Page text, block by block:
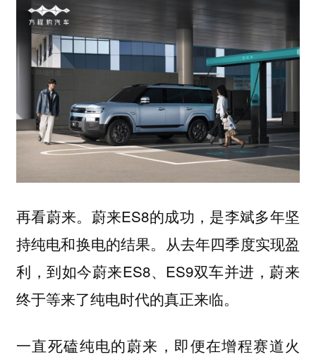
再看蔚来。蔚来ES8的成功，是李斌多年坚
持纯电和换电的结果。从去年四季度实现盈
利，到如今蔚来ES8、ES9双车并进，蔚来
终于等来了纯电时代的真正来临。
一直死磕纯电的蔚来，即便在增程赛道火